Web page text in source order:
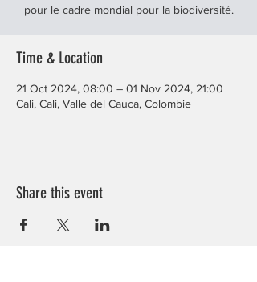
pour le cadre mondial pour la biodiversité.
Time & Location
21 Oct 2024, 08:00 – 01 Nov 2024, 21:00
Cali, Cali, Valle del Cauca, Colombie
Share this event